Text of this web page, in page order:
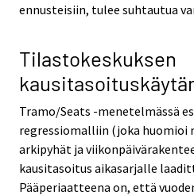
ennusteisiin, tulee suhtautua
Tilastokeskuksen
Tramo/Seats -menetelmässä
regressiomalliin (joka huomioi
arkipyhät ja
kausitasoitus aikasarjalle
Pääperiaatteena on, että